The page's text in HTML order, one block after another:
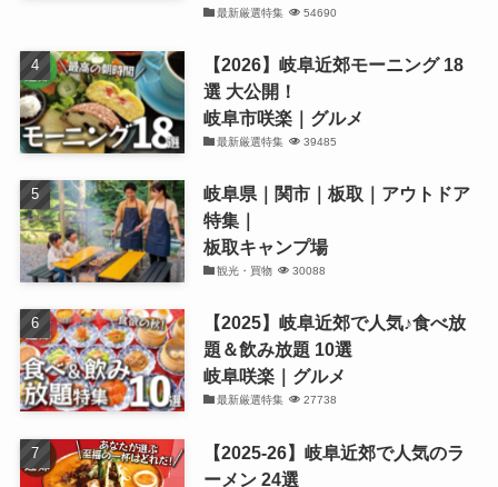
最新厳選特集 54690
【2026】岐阜近郊モーニング 18
選 大公開！
岐阜市咲楽｜グルメ
最新厳選特集 39485
岐阜県｜関市｜板取｜アウトドア
特集｜
板取キャンプ場
観光・買物 30088
【2025】岐阜近郊で人気♪食べ放
題＆飲み放題 10選
岐阜咲楽｜グルメ
最新厳選特集 27738
【2025-26】岐阜近郊で人気のラ
ーメン 24選